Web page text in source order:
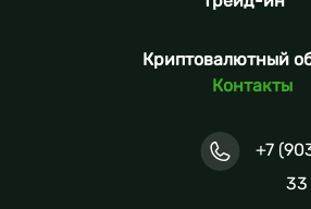
Криптовалютный
Контакты
+7
33